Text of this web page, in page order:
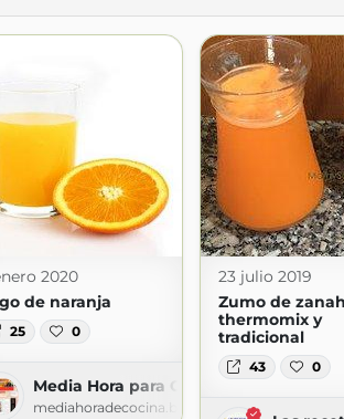
2020
de naranja
25 0
Media Hora para Cocinar
mediahoradecocina.blogspot.com
23 julio 2019
Zumo de
thermomix y
tradicional
43 0